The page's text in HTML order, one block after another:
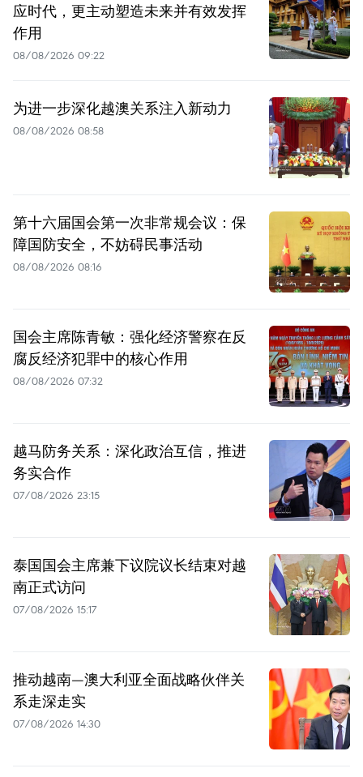
应时代，更主动塑造未来并有效发挥
作用
08/08/2026 09:22
为进一步深化越澳关系注入新动力
08/08/2026 08:58
第十六届国会第一次非常规会议：保
障国防安全，不妨碍民事活动
08/08/2026 08:16
国会主席陈青敏：强化经济警察在反
腐反经济犯罪中的核心作用
08/08/2026 07:32
越马防务关系：深化政治互信，推进
务实合作
07/08/2026 23:15
泰国国会主席兼下议院议长结束对越
南正式访问
07/08/2026 15:17
推动越南—澳大利亚全面战略伙伴关
系走深走实
07/08/2026 14:30